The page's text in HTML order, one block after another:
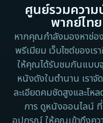
ศูนย์รวมควา
พากย์ไท
หากคุณกำลังมองหาช่
พรีเมียม เว็บไซต์ของเ
ให้คุณได้รับชมกันแบบจุ
หนังดังในตำนาน เรา
ละเอียดคมชัดสูงและโห
การ ดูหนังออนไลน์